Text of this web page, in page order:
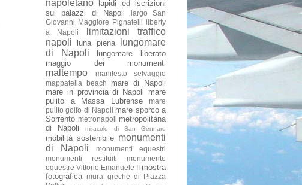
napoletano
lapidi ed iscrizioni
sui palazzi di Napoli
largo San
Giovanni Maggiore Pignatelli liberty
a Napoli
limitazioni traffico
napoli
luna piena
lungomare
di Napoli
lungomare liberato
maggio dei monumenti
maltempo
manifesto selvaggio
mappatella beach
mare di Napoli
mare in provincia di Napoli mare
pulito a Massa Lubrense
mare
pulito golfo di Napoli mare sporco a
Sorrento metronapoli metropolitana
di Napoli
miracolo di San Gennaro
mobilità sostenibile monumenti
di Napoli
monumenti equestri
monumenti restituiti
monumento
equestre Vittorio Emanuele II mostra
fotografica mura greche di Piazza